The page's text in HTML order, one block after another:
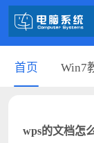
首页 Win7
wps的文档怎